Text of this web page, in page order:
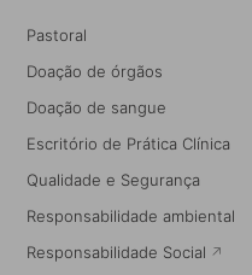
Pastoral
Doação de órgãos
Doação de sangue
Escritório de Prática Clínica
Qualidade e Segurança
Responsabilidade ambiental
Responsabilidade Social